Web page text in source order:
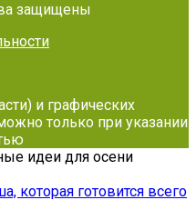
защищены
и графических
только при указании
идеи для осени
которая готовится всего